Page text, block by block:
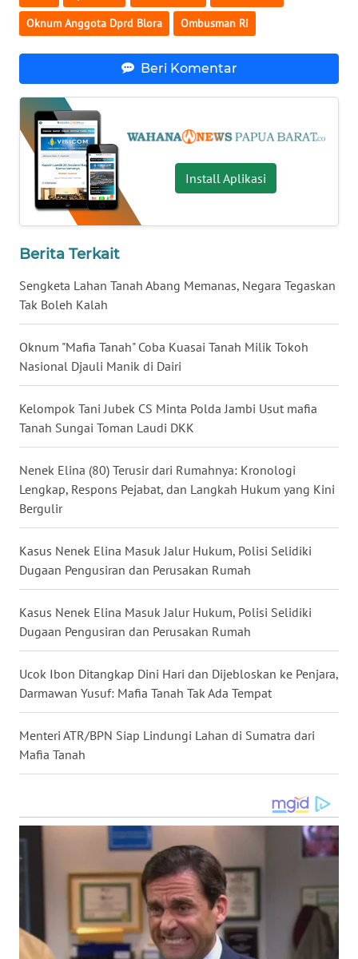
Oknum Anggota Dprd Blora Ombusman Ri
Beri Komentar
Install Aplikasi
Berita Terkait
Sengketa Lahan Tanah Abang Memanas, Negara Tegaskan
Tak Boleh Kalah
Oknum "Mafia Tanah" Coba Kuasai Tanah Milik Tokoh
Nasional Djauli Manik di Dairi
Kelompok Tani Jubek CS Minta Polda Jambi Usut mafia
Tanah Sungai Toman Laudi DKK
Nenek Elina (80) Terusir dari Rumahnya: Kronologi
Lengkap, Respons Pejabat, dan Langkah Hukum yang Kini
Bergulir
Kasus Nenek Elina Masuk Jalur Hukum, Polisi Selidiki
Dugaan Pengusiran dan Perusakan Rumah
Kasus Nenek Elina Masuk Jalur Hukum, Polisi Selidiki
Dugaan Pengusiran dan Perusakan Rumah
Ucok Ibon Ditangkap Dini Hari dan Dijebloskan ke Penjara,
Darmawan Yusuf: Mafia Tanah Tak Ada Tempat
Menteri ATR/BPN Siap Lindungi Lahan di Sumatra dari
Mafia Tanah
WN
WN
KALSEL
WN
KALTIM
WN
SULSEL
GORONTALO
WN
SULUT
WN
MALUKU
WN
WN
DAIRI
DANAU
WN
NIAS
WN
LANGKAT
WN
TAPANULI